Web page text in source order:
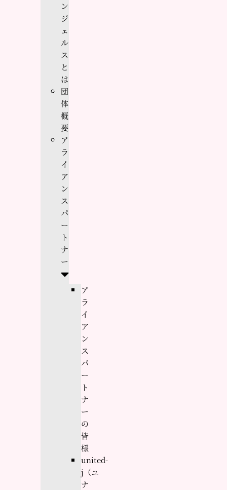
ン
ジ
ェ
ル
ス
と
は
団
体
概
要
ア
ラ
イ
ア
ン
ス
パ
ー
ト
ナ
ー
ア
ラ
イ
ア
ン
ス
パ
ー
ト
ナ
ー
の
皆
様
united-
j（ユ
ナ